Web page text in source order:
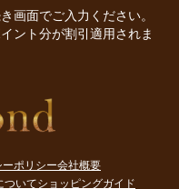
画面でご入力ください。
ント分が割引適用されま
ポリシー会社概要
ついてショッピングガイド